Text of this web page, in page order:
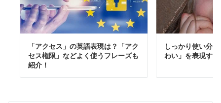
「アクセス」の英語表現は？「アク
セス権限」などよく使うフレーズも
紹介！
しっかり使い分
わい」を表現す